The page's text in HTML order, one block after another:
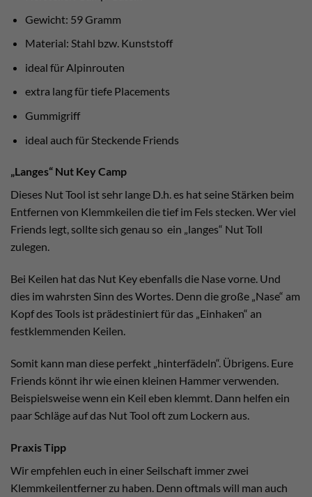
Gewicht: 59 Gramm
Material: Stahl bzw. Kunststoff
ideal für Alpinrouten
extra lang für tiefe Placements
Gummigriff
ideal auch für Steckende Friends
„Langes“ Nut Key Camp
Dieses Nut Tool ist sehr lange D.h. es hat seine Stärken beim
Entfernen von Klemmkeilen die tief im Fels stecken. Wer viel
Friends legt, sollte sich genau so ein „langes“ Nut Toll
zulegen.
Bei Keilen hat das Nut Key ebenfalls die Nase vorne. Und
dies im wahrsten Sinn des Wortes. Denn die große „Nase“ am
Kopf des Tools ist prädestiniert für das „Einhaken“ an
festklemmenden Keilen.
Somit kann man diese perfekt „hinterfädeln“. Übrigens. Eure
Friends könnt ihr wie einen kleinen Hammer verwenden.
Beispielsweise wenn ein Keil eben klemmt. Dann helfen ein
paar Schläge auf das Nut Tool oft zum Lockern aus.
Praxis Tipp
Wir empfehlen euch in einer Seilschaft immer zwei
Klemmkeilentferner zu haben. Denn oftmals will man auch